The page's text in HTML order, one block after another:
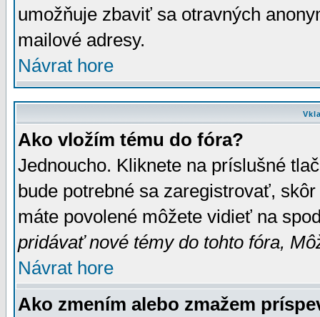
umožňuje zbaviť sa otravných
mailové adresy.
Návrat hore
Ako vložím tému do fóra?
Jednoucho. Kliknete na príslušné
bude potrebné sa zaregistrovať,
máte povolené môžete vidieť na
pridávať nové témy do tohto fóra,
Návrat hore
Ako zmením alebo zmažem